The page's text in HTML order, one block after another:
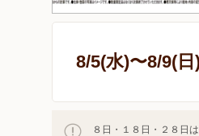
8/5(水)〜8/9(
８日・１８日・２８日